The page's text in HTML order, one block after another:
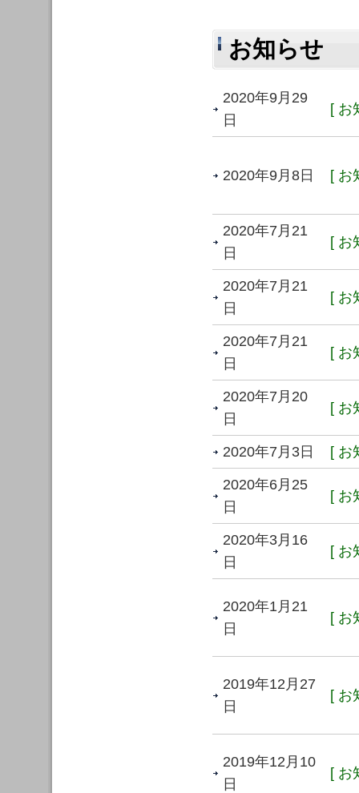
お知らせ
2020年9月29
日
[ お
2020年9月8日 [ お
2020年7月21
日
[ お
2020年7月21
日
[ お
2020年7月21
日
[ お
2020年7月20
日
[ お
2020年7月3日 [ お
2020年6月25
日
[ お
2020年3月16
日
[ お
2020年1月21
日
[ お
2019年12月27
日
[ お
2019年12月10
日
[ お